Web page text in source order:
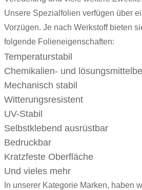
Unsere Spezialfolien verfügen über
Vorzügen. Je nach Werkstoff bieten
folgende Folieneigenschaften:
Temperaturstabil
Chemikalien- und
Mechanisch stabil
Witterungsresistent
UV-Stabil
Selbstklebend ausrüstbar
Bedruckbar
Kratzfeste Oberfläche
Und vieles mehr
In unserer Kategorie Marken, haben